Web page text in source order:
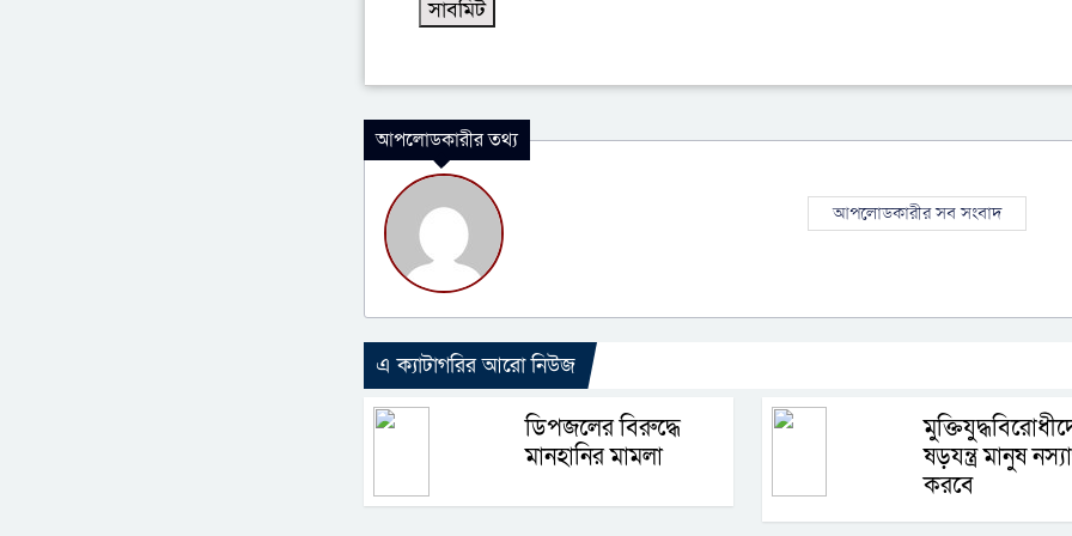
আপলোডকারীর তথ্য
আপলোডকারীর সব সংবাদ
এ ক্যাটাগরির আরো নিউজ
ডিপজলের বিরুদ্ধে
মানহানির মামলা
ষড়যন্ত্র মানুষ
করবে